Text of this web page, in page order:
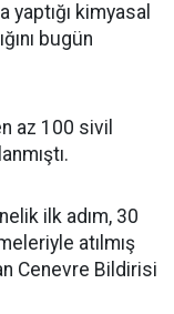
kimyasal
bugün
az 100 sivil
ilk adım, 30
atılmış
Cenevre Bildirisi